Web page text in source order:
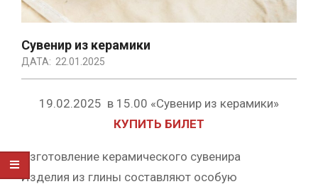
Сувенир из керамики
ДАТА: 22.01.2025
19.02.2025 в 15.00 «Сувенир из керамики»
КУПИТЬ БИЛЕТ
Изготовление керамического сувенира
Изделия из глины составляют особую